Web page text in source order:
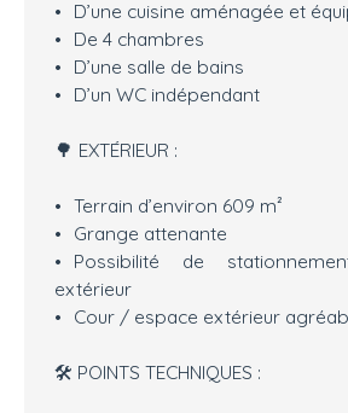
D’une cuisine aménagée et
De 4 chambres
D’une salle de bains
D’un WC indépendant
🌳 EXTÉRIEUR :
Terrain d’environ 609 m²
Grange attenante
Possibilité de
extérieur
Cour / espace extérieur
🛠️ POINTS TECHNIQUES :